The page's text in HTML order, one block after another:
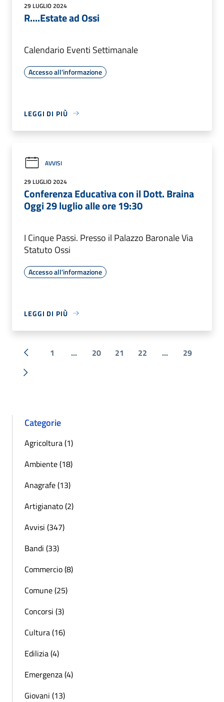
29 LUGLIO 2024
R....Estate ad Ossi
Calendario Eventi Settimanale
Accesso all'informazione
LEGGI DI PIÙ
AVVISI
29 LUGLIO 2024
Conferenza Educativa con il Dott. Braina
Oggi 29 luglio alle ore 19:30
I Cinque Passi. Presso il Palazzo Baronale Via
Statuto Ossi
Accesso all'informazione
LEGGI DI PIÙ
« Precedente
1 ... 20 21 22 ... 29
Successiva »
Categorie
Agricoltura (1)
Ambiente (18)
Anagrafe (13)
Artigianato (2)
Avvisi (347)
Bandi (33)
Commercio (8)
Comune (25)
Concorsi (3)
Cultura (16)
Edilizia (4)
Emergenza (4)
Giovani (13)